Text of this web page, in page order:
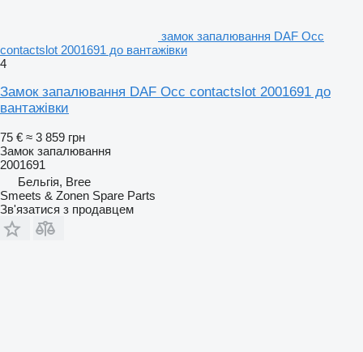
замок запалювання DAF Occ
contactslot 2001691 до вантажівки
4
Замок запалювання DAF Occ contactslot 2001691 до
вантажівки
75 € ≈ 3 859 грн
Замок запалювання
2001691
Бельгія, Bree
Smeets & Zonen Spare Parts
Зв'язатися з продавцем